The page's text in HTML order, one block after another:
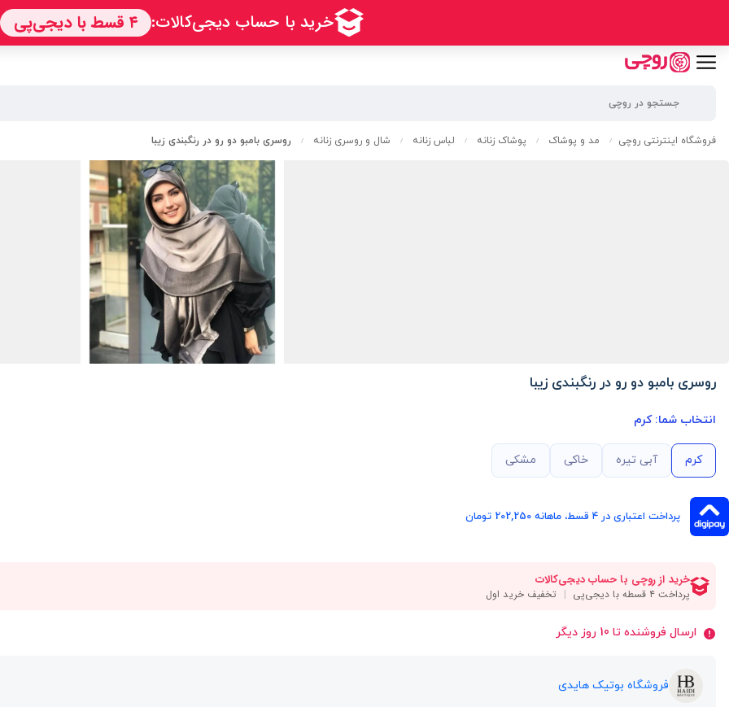
فروشگاه اینترنتی روچی / مد و پوشاک / پوشاک زنانه / لباس زنانه / شال و روسری زنانه / روسری بامبو دو رو در رنگبندی زیبا
روسری بامبو دو رو در رنگبندی زیبا
انتخاب شما:کرم
کرم آبی تیره خاکی مشکی
پرداخت اعتباری در ۴ قسط، ماهانه 202,250 تومان
ارسال فروشنده تا 10 روز دیگر
فروشگاه بوتیک هایدی